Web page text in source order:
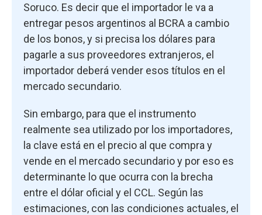
Soruco. Es decir que el importador le va a
entregar pesos argentinos al BCRA a cambio
de los bonos, y si precisa los dólares para
pagarle a sus proveedores extranjeros, el
importador deberá vender esos títulos en el
mercado secundario.
Sin embargo, para que el instrumento
realmente sea utilizado por los importadores,
la clave está en el precio al que compra y
vende en el mercado secundario y por eso es
determinante lo que ocurra con la brecha
entre el dólar oficial y el CCL. Según las
estimaciones, con las condiciones actuales, el